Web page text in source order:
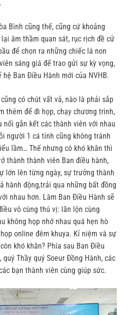
Bình cũng thế, cũng cứ khoảng
âm thầm quan sát, rục rịch đề cử
để chọn ra những chiếc lá non
sáng giá để trao gửi sự kỳ vọng,
Ban Điều Hành mới của NVHB.
có chút vất vả, nào là phải sắp
thêm để đi họp, chạy chương trình,
nối gắn kết các thành viên với nhau
người 1 cá tính cũng không tránh
lầm… Thế nhưng có khó khăn thì
thành thành viên Ban điều hành,
lớn lên từng ngày, sự trưởng thành
hành động,trải qua những bất đồng
nhau hơn. Làm Ban Điều Hành sẽ
vô cùng thú vị: lăn lộn cùng
không họp nhớ nhau quá hẹn hò
online đêm khuya. Kỉ niệm và sự
khó khăn? Phía sau Ban Điều
quý Thầy quý Soeur Đồng Hành, các
bạn thành viên cùng giúp sức.